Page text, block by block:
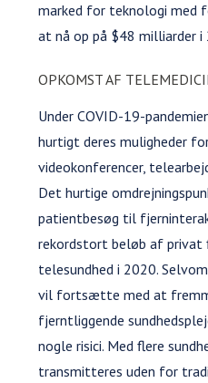
marked for teknologi med
at nå op på $48 milliarder i
OPKOMST AF
Under COVID-19-
hurtigt deres muligheder
videokonferencer,
Det hurtige
patientbesøg til
rekordstort beløb af
telesundhed i 2020.
vil fortsætte med at
fjerntliggende
nogle risici. Med flere
transmitteres uden for